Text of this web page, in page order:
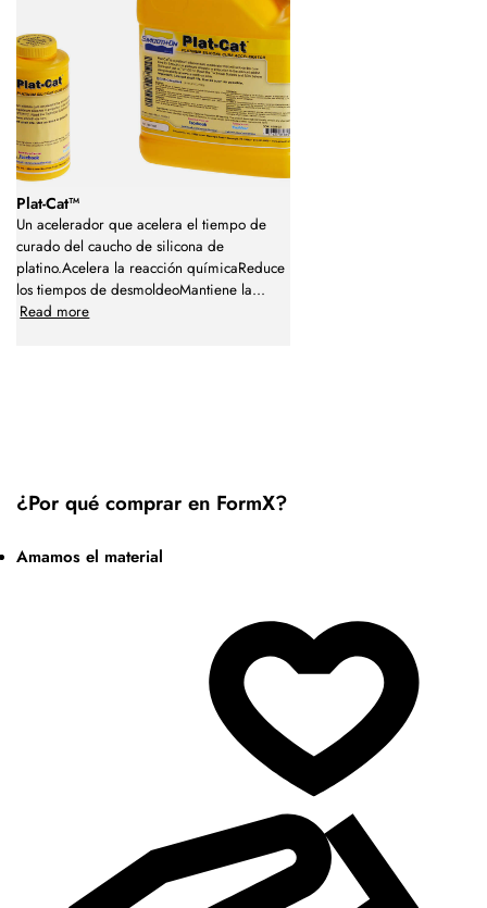
Plat-Cat™
Un acelerador que acelera el tiempo de
curado del caucho de silicona de
platino.Acelera la reacción químicaReduce
los tiempos de desmoldeoMantiene la...
Read more
¿Por qué comprar en FormX?
Amamos el material